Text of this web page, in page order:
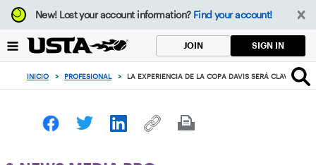
Enfoque
desde
botón
volver
principio
New!Lost your account information? Find your account!
JOIN SIGN IN
INICIO > PROFESIONAL > LA EXPERIENCIA DE LA COPA DAVIS SERÁ CLAVE PARA